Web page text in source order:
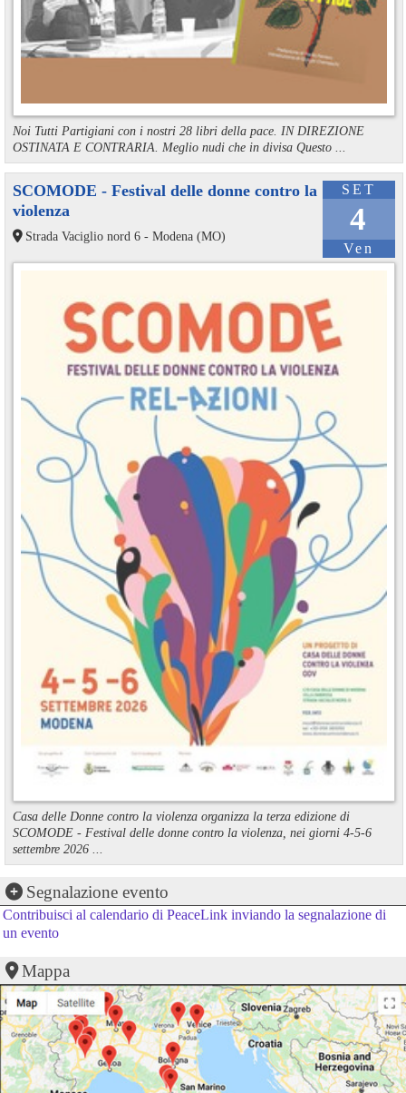
Noi Tutti Partigiani con i nostri 28 libri della pace. IN DIREZIONE
OSTINATA E CONTRARIA. Meglio nudi che in divisa Questo ...
SET
4
Ven
SCOMODE - Festival delle donne contro la
violenza
Strada Vaciglio nord 6 - Modena (MO)
Casa delle Donne contro la violenza organizza la terza edizione di
SCOMODE - Festival delle donne contro la violenza, nei giorni 4-5-6
settembre 2026 ...
Segnalazione evento
Contribuisci al calendario di PeaceLink inviando la segnalazione di
un evento
Mappa